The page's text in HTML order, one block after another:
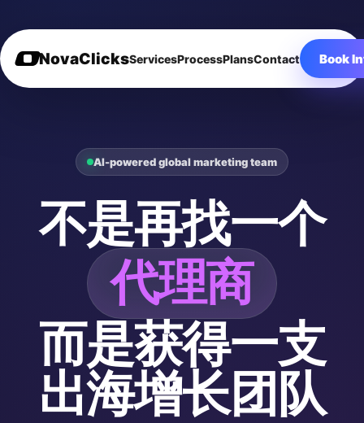
NovaClicksServicesProcessPlansContact Book
AI-powered global marketing team
不是再找一个
代理商
而是获得一支
出海增长团队